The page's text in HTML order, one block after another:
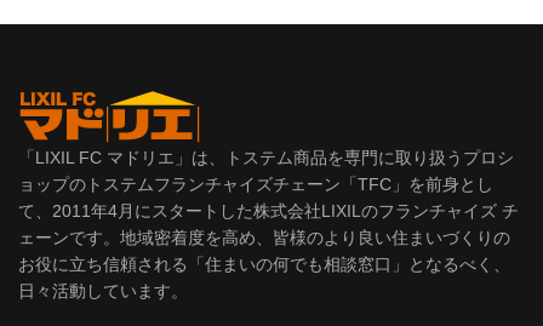
「LIXIL FC マドリエ」は、トステム商品を専門に取り扱うプロシ
ョップのトステムフランチャイズチェーン「TFC」を前身とし
て、2011年4月にスタートした株式会社LIXILのフランチャイズ チ
ェーンです。地域密着度を高め、皆様のより良い住まいづくりの
お役に立ち信頼される「住まいの何でも相談窓口」となるべく、
日々活動しています。